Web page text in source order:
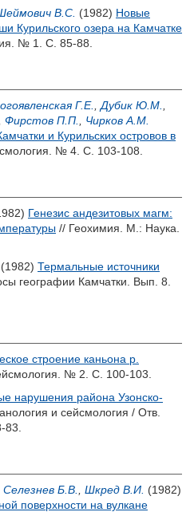
В.С. (1982) Новые
Курильского озера на Камчатке
№ 1. С. 85-88.
Г.Е. Дубик Ю.М.
Фирстов П.П.
Чирков А.М.
и Курильских островов в
№ 4. С. 103-108.
Генезис андезитовых магм:
// Геохимия. М.: Наука.
(1982) Термальные источники
географии Камчатки. Вып. 8.
строение каньона р.
№ 2. С. 100-103.
нарушения района Узонско-
и сейсмология / Отв.
Селезнев Б.В. Шкред В.И. (1982)
поверхности на вулкане